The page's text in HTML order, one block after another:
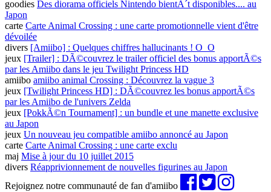
goodies Des diorama officiels Nintendo bientÃ´t disponibles.... au
Japon
carte Carte Animal Crossing : une carte promotionnelle vient d'être
dévoilée
divers [Amiibo] : Quelques chiffres hallucinants ! O_O
jeux [Trailer] : DÃ©couvrez le trailer officiel des bonus apportÃ©s
par les Amiibo dans le jeu Twilight Princess HD
amiibo amiibo animal Crossing : Découvrez la vague 3
jeux [Twilight Princess HD] : DÃ©couvrez les bonus apportÃ©s
par les Amiibo de l'univers Zelda
jeux [PokkÃ©n Tournament] : un bundle et une manette exclusive
au Japon
jeux Un nouveau jeu compatible amiibo annoncé au Japon
carte Carte Animal Crossing : une carte exclu
maj Mise à jour du 10 juillet 2015
divers Réapprivionnement de nouvelles figurines au Japon
Rejoignez notre communauté de fan d'amiibo